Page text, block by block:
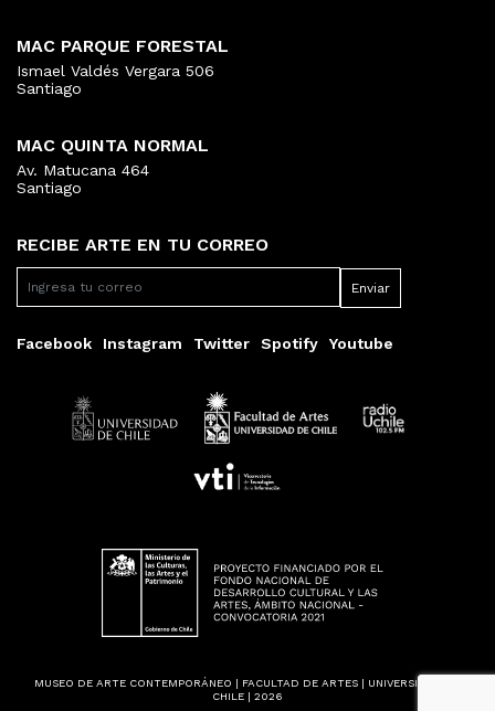
RECIBE ARTE EN TU CORREO
Facebook Instagram Twitter Spotify Youtube
MAC PARQUE FORESTAL
Ismael Valdés Vergara 506
Santiago
MAC QUINTA NORMAL
Av. Matucana 464
Santiago
MUSEO DE ARTE CONTEMPORÁNEO | FACULTAD DE ARTES | UNIVERSIDAD DE
CHILE | 2026